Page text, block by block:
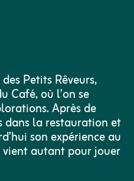
Petits Rêveurs,
Café, où l’on se
Après de
dans la restauration et
son expérience au
vient autant pour jouer